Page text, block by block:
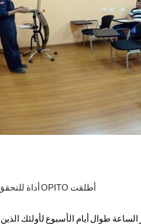
أطلقت OPITO أداة للتحقق من الشهادات! تفاصيل الدورة
الساعة طوال أيام الأسبوع لأولئك الذين